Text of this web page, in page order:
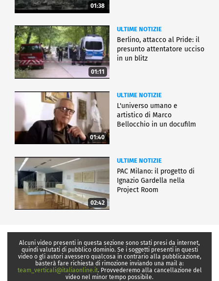
01:38
01:11
ULTIME NOTIZIE
Berlino, attacco al Pride: il
presunto attentatore ucciso
in un blitz
01:40
ULTIME NOTIZIE
L'universo umano e
artistico di Marco
Bellocchio in un docufilm
02:42
ULTIME NOTIZIE
PAC Milano: il progetto di
Ignazio Gardella nella
Project Room
Alcuni video presenti in questa sezione sono stati presi da internet,
quindi valutati di pubblico dominio. Se i soggetti presenti in questi
video o gli autori avessero qualcosa in contrario alla pubblicazione,
basterà fare richiesta di rimozione inviando una mail a:
team_verticali@italiaonline.it. Provvederemo alla cancellazione del
video nel minor tempo possibile.